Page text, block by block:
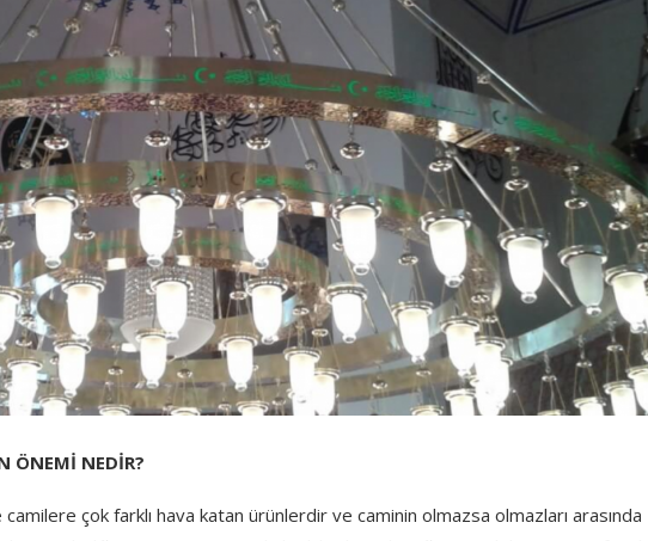
ÖNEMİ NEDİR?
çok farklı hava katan ürünlerdir ve caminin olmazsa olmazları arasında